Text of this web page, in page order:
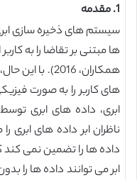
1. مقدمه
سیستم های ذخیره سازی
های کاربر را به صورت
ابری، داده های ابری
ناظران ابر داده های ابری
داده ها را تضمین نمی کند
ابر می توانند داده ها را